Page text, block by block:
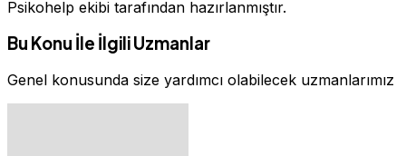
Psikohelp ekibi tarafından hazırlanmıştır.
Bu Konu İle İlgili Uzmanlar
Genel konusunda size yardımcı olabilecek uzmanlarımız